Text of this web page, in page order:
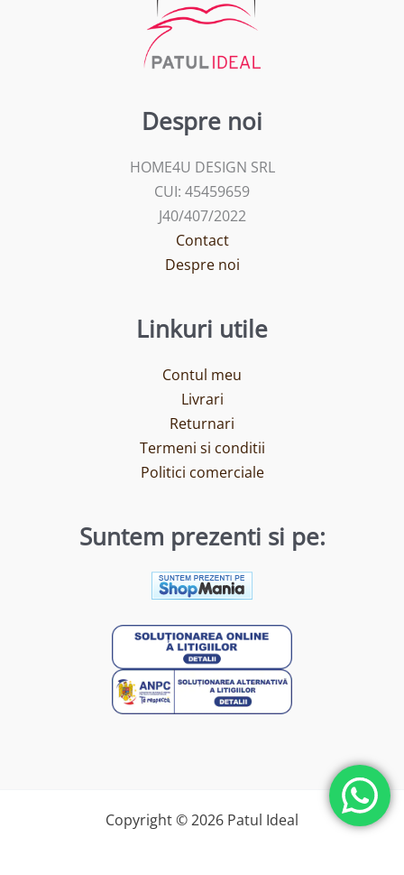
Despre noi
HOME4U DESIGN SRL
CUI: 45459659
J40/407/2022
Contact
Despre noi
Linkuri utile
Contul meu
Livrari
Returnari
Termeni si conditii
Politici comerciale
Suntem prezenti si pe:
Copyright © 2026 Patul Ideal